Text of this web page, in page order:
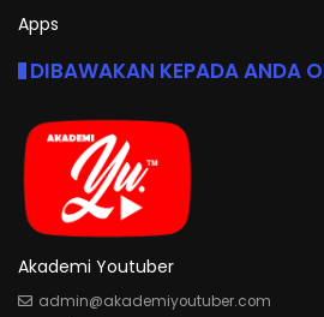
Apps
DIBAWAKAN KEPADA ANDA
Akademi Youtuber
admin@akademiyoutuber.com